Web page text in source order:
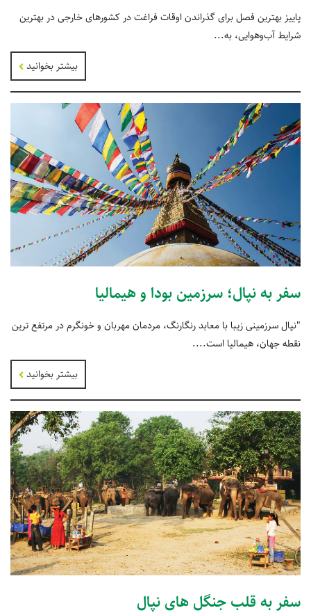
پاییز بهترین فصل برای گذراندن اوقات فراغت در کشورهای خارجی در بهترین
شرایط آب‌وهوایی، به...
بیشتر بخوانید
سفر به نپال؛ سرزمین بودا و هیمالیا
"نپال سرزمینی زیبا با معابد رنگارنگ، مردمان مهربان و خونگرم در مرتفع ترین
نقطه جهان، هیمالیا است....
بیشتر بخوانید
سفر به قلب جنگل های نپال